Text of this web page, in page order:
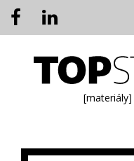
[materiály]